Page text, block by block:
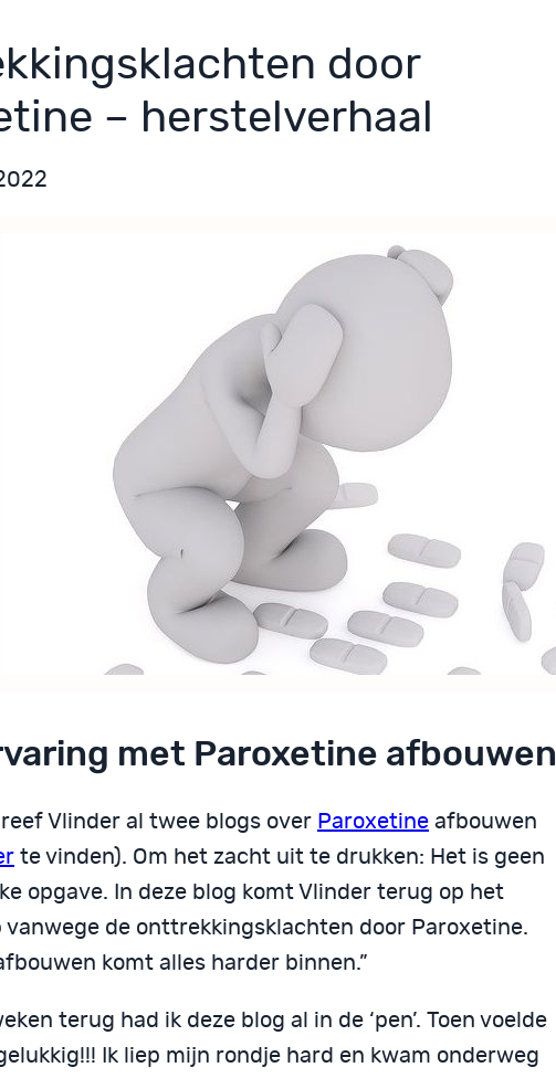
door
– herstelverhaal
met Paroxetine afbouwen
Vlinder al twee blogs over Paroxetine afbouwen
te vinden). Om het zacht uit te drukken: Het is geen
opgave. In deze blog komt Vlinder terug op het
vanwege de onttrekkingsklachten door Paroxetine.
komt alles harder binnen.”
terug had ik deze blog al in de ‘pen’. Toen voelde
Ik liep mijn rondje hard en kwam onderweg